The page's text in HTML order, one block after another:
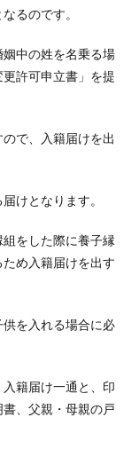
るのです。
中の姓を名乗る場
許可申立書」を提
で、入籍届けを出
けとなります。
をした際に養子縁
め入籍届けを出す
を入れる場合に必
籍届け一通と、印
、父親・母親の戸